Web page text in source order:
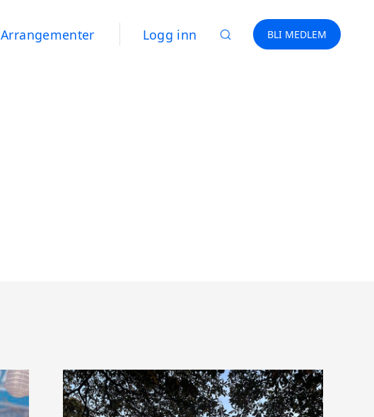
Arrangementer Logg inn BLI MEDLEM